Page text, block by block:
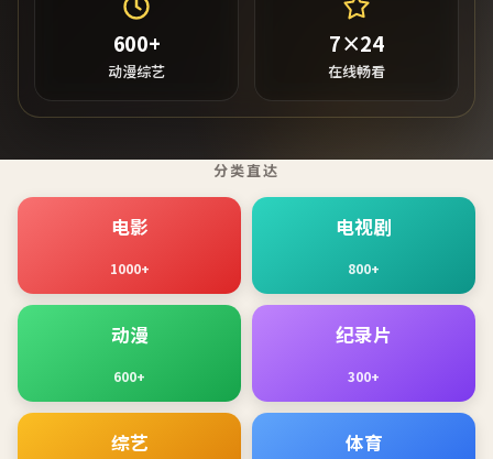
600+
动漫综艺
7×24
在线畅看
分类直达
电影
1000+
电视剧
800+
动漫
600+
纪录片
300+
综艺 体育